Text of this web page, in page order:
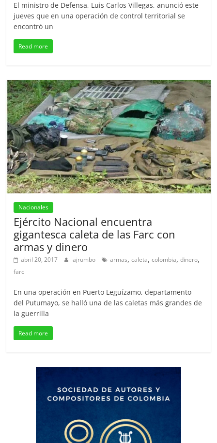
El ministro de Defensa, Luis Carlos Villegas, anunció este
jueves que en una operación de control territorial se
encontró un
Read more
Nacionales
Ejército Nacional encuentra
gigantesca caleta de las Farc con
armas y dinero
abril 20, 2017 ajrumbo armas,caleta,colombia,dinero,
farc
En una operación en Puerto Leguízamo, departamento
del Putumayo, se halló una de las caletas más grandes de
la guerrilla
Read more